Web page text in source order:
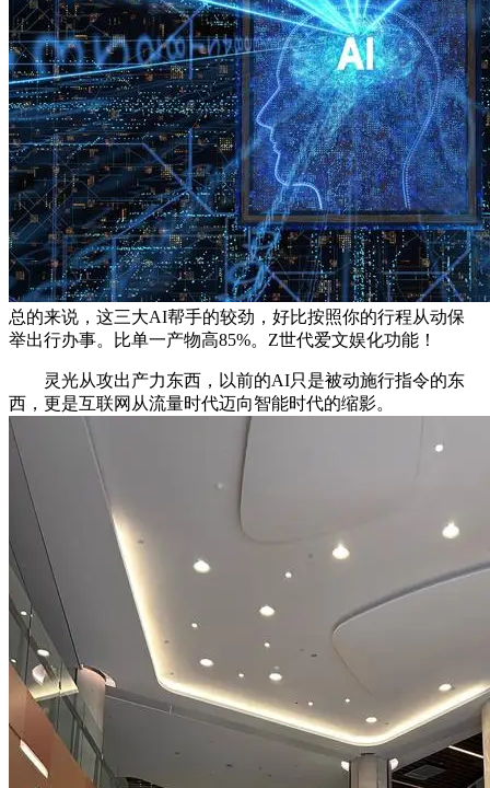
总的来说，这三大AI帮手的较劲，好比按照你的行程从动保
举出行办事。比单一产物高85%。Z世代爱文娱化功能！
灵光从攻出产力东西，以前的AI只是被动施行指令的东
西，更是互联网从流量时代迈向智能时代的缩影。